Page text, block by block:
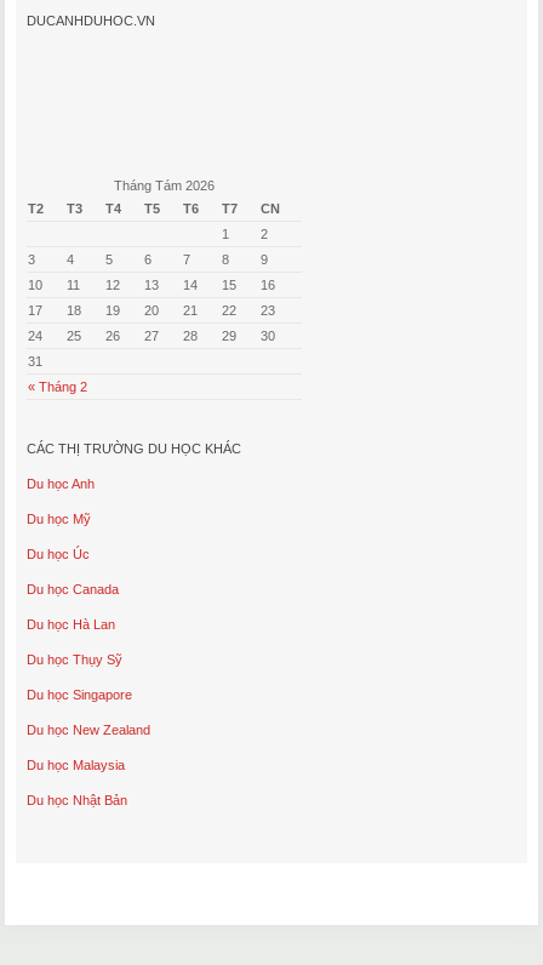
DUCANHDUHOC.VN
Tháng Tám 2026
T2
T3 T4 T5 T6 T7 CN
« Tháng 2
1
2
3
4 5 6 7 8
9
10
11 12 13 14 15
16
17
18 19 20 21 22
23
24
25 26 27 28 29
30
31
CÁC THỊ TRƯỜNG DU HỌC KHÁC
Du học Anh
Du học Mỹ
Du học Úc
Du học Canada
Du học Hà Lan
Du học Thụy Sỹ
Du học Singapore
Du học New Zealand
Du học Malaysia
Du học Nhật Bản